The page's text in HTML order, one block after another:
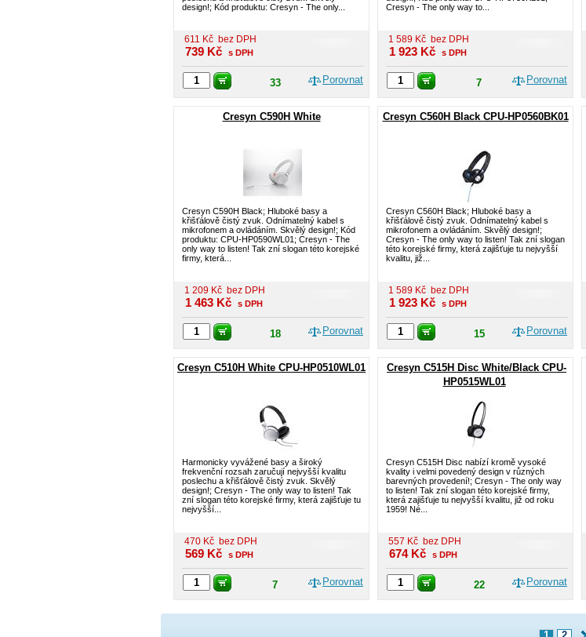
design!; Kód produktu: Cresyn - The only...
611 Kč bez DPH
739 Kč s DPH
Porovnat
33
Cresyn - The only way to...
1 589 Kč bez DPH
1 923 Kč s DPH
Porovnat
7
Cresyn C590H White
Cresyn C590H Black; Hluboké basy a
křišťálově čistý zvuk. Odnímatelný kabel s
mikrofonem a ovládáním. Skvělý design!; Kód
produktu: CPU-HP0590WL01; Cresyn - The
only way to listen! Tak zní slogan této korejské
firmy, která...
1 209 Kč bez DPH
1 463 Kč s DPH
Porovnat
18
Cresyn C560H Black CPU-HP0560BK01
Cresyn C560H Black; Hluboké basy a
křišťálově čistý zvuk. Odnímatelný kabel s
mikrofonem a ovládáním. Skvělý design!;
Cresyn - The only way to listen! Tak zní slogan
této korejské firmy, která zajišťuje tu nejvyšší
kvalitu, již...
1 589 Kč bez DPH
1 923 Kč s DPH
Porovnat
15
Cresyn C510H White CPU-HP0510WL01
Harmonicky vyvážené basy a široký
frekvenční rozsah zaručují nejvyšší kvalitu
poslechu a křišťálově čistý zvuk. Skvělý
design!; Cresyn - The only way to listen! Tak
zní slogan této korejské firmy, která zajišťuje tu
nejvyšší...
470 Kč bez DPH
569 Kč s DPH
Porovnat
7
Cresyn C515H Disc White/Black CPU-
HP0515WL01
Cresyn C515H Disc nabízí kromě vysoké
kvality i velmi povedený design v různých
barevných provedení!; Cresyn - The only way
to listen! Tak zní slogan této korejské firmy,
která zajišťuje tu nejvyšší kvalitu, již od roku
1959! Né...
557 Kč bez DPH
674 Kč s DPH
Porovnat
22